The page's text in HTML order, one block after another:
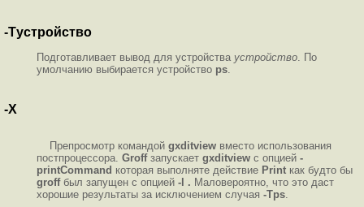
-Tустройство
Подготавливает вывод для устройства устройство . По
умолчанию выбирается устройство ps
-X
Препросмотр командой gxditview вместо использования
постпроцессора. Groffзапускает gxditview с опцией -
printCommand которая выполняте действие Print как будто бы
groffбыл запущен с опцией -l . Маловероятно, что это даст
хорошие результаты за исключением случая -Tps.